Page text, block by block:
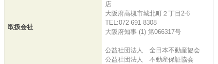
取扱会社
店
大阪府高槻市城北町２丁目2-6
TEL:072-691-8308
大阪府知事 (1) 第066317号
公益社団法人 全日本不動産協会
公益社団法人 不動産保証協会